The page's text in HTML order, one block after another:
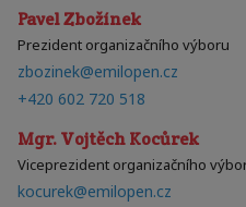
Pavel Zbožínek
Prezident organizačního výboru
zbozinek@emilopen.cz
+420 602 720 518
Mgr. Vojtěch Kocůrek
Viceprezident organizačního
kocurek@emilopen.cz